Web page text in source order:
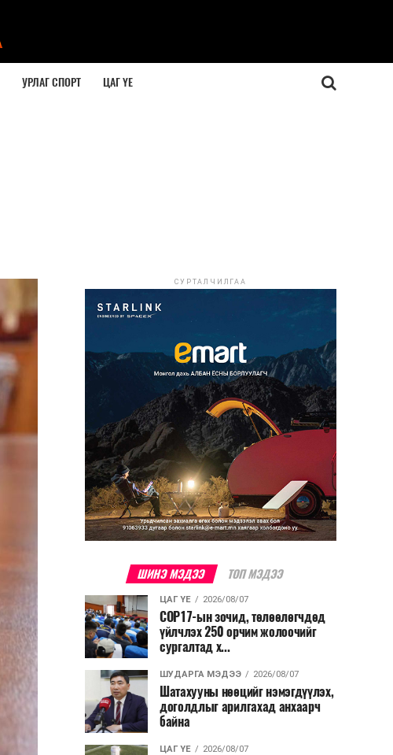
УРЛАГ СПОРТ ЦАГ ҮЕ
СУРТАЛЧИЛГАА
ШИНЭ МЭДЭЭ ТОП МЭДЭЭ
ЦАГ ҮЕ 2026/08/07
COP17-ын зочид, төлөөлөгчдөд
үйлчлэх 250 орчим жолоочийг
сургалтад х...
ШУДАРГА МЭДЭЭ 2026/08/07
Шатахууны нөөцийг нэмэгдүүлэх,
доголдлыг арилгахад анхаарч
байна
ЦАГ ҮЕ 2026/08/07